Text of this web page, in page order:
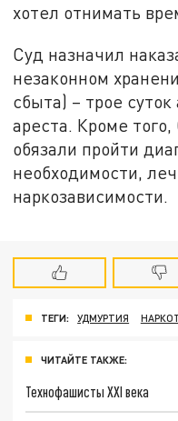
хотел отнимать
Суд назначил
незаконном
сбыта) – трое
ареста. Кроме
обязали пройти
необходимости,
наркозависимости.
ТЕГИ: УДМУРТИЯ
ЧИТАЙТЕ ТАКЖЕ:
Технофашисты XXI века